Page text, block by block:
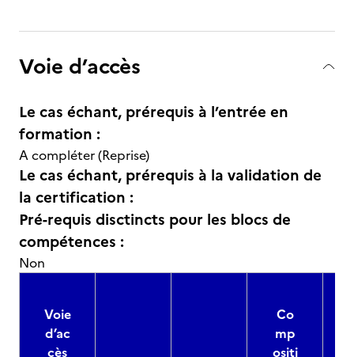
Voie d’accès
Le cas échant, prérequis à l’entrée en
formation :
A compléter (Reprise)
Le cas échant, prérequis à la validation de
la certification :
Pré-requis disctincts pour les blocs de
compétences :
Non
Voie
d’ac
cès
Co
mp
ositi